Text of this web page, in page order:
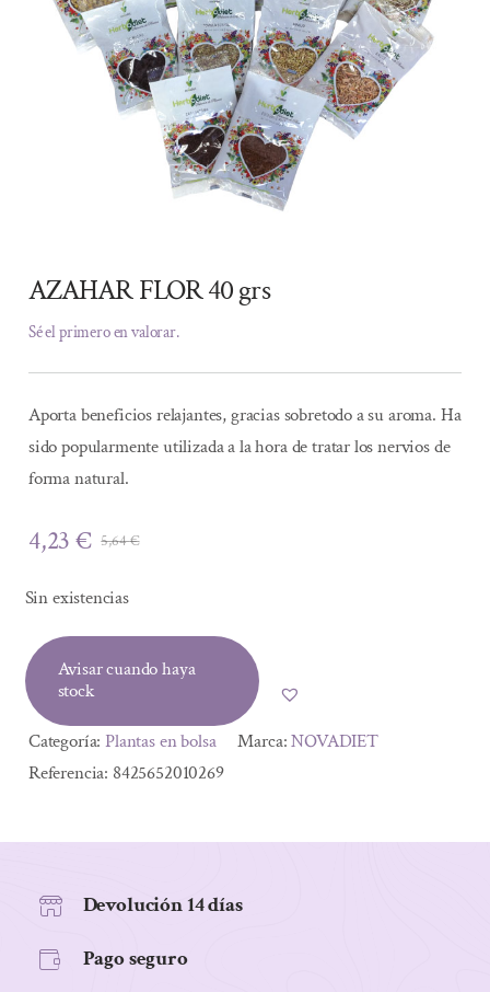
AZAHAR FLOR 40 grs
Sé el primero en valorar.
Aporta beneficios relajantes, gracias sobretodo a su aroma. Ha
sido popularmente utilizada a la hora de tratar los nervios de
forma natural.
5,64€El
era:
5,64 €.
4,23€
El
es:
4,23 €.
Sin existencias
Avisar cuando haya
stock
Categoría:Plantas en bolsa Marca:NOVADIET
Referencia: 8425652010269
Devolución 14 días
Pago seguro